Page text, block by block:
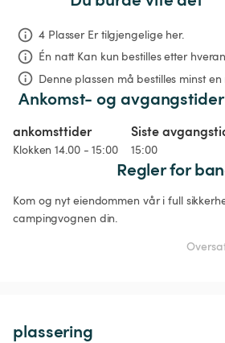
4 Plasser Er tilgjengelige her.
Én natt Kan kun bestilles etter
Denne plassen må bestilles minst en
Ankomst- og avgangstider
ankomsttider
Klokken 14.00 - 15:00
Siste
15:00
Regler for
Kom og nyt eiendommen vår i full
campingvognen din.
plassering